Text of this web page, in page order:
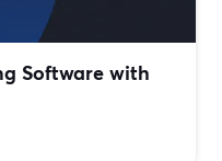
Software with